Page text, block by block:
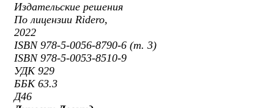
Издательские решения
По лицензии Ridero,
2022
ISBN 978-5-0056-8790-6 (т. 3)
ISBN 978-5-0053-8510-9
УДК 929
ББК 63.3
Д46